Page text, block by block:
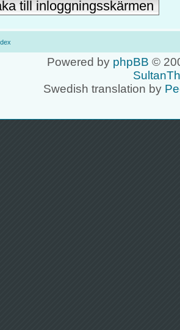
till inloggningsskärmen
Powered by phpBB ©
Swedish translation by